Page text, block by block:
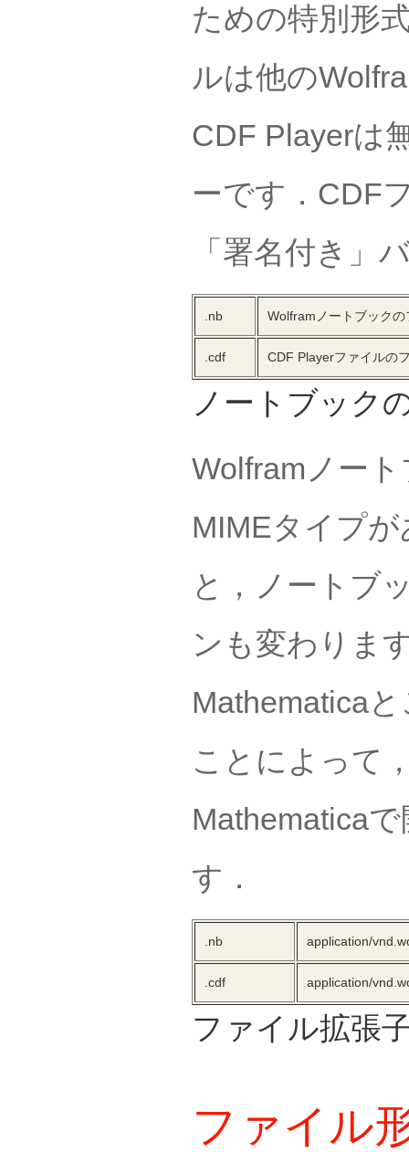
ための特別形
ルは他の
CDF Playerは
ーです．CDF
「署名付き」
.nb Wolframノートブック
.cdf CDF Playerファイルの
ノートブック
Wolframノー
MIMEタイプ
と，ノートブ
ンも変わりま
Mathematica
ことによって
Mathematica
す．
.nb application/
.cdf application/
ファイル拡張
ファイル